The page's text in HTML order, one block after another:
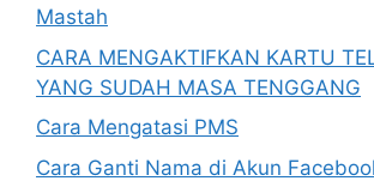
Mastah
CARA MENGAKTIFKAN KARTU
YANG SUDAH MASA TENGGANG
Cara Mengatasi PMS
Cara Ganti Nama di Akun